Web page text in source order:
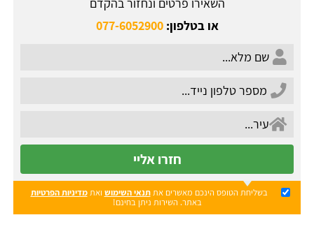
או בטלפון:077-6052900
חזרו אליי
בשליחת הטופס הינכם מאשרים אתתנאי השימוש ואתמדיניות הפרטיות
באתר. השירות ניתן בחינם!